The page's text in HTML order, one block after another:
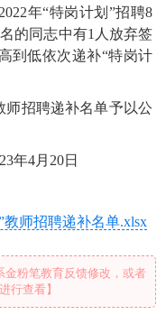
年“特岗计划”招聘8
的同志中有1人放弃签
到低依次递补“特岗计
师招聘递补名单予以公
年4月20日
教师招聘递补名单.xlsx
金粉笔教育反馈修改，或者
行查看】